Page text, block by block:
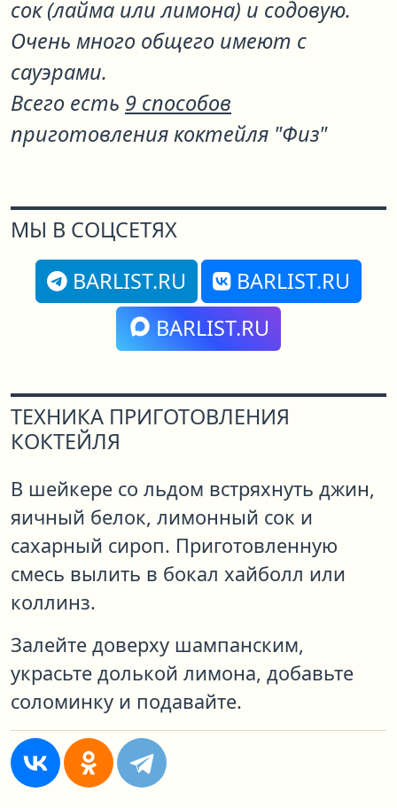
сок (лайма или лимона) и содовую.
Очень много общего имеют с
сауэрами.
Всего есть 9 способов
приготовления коктейля "Физ"
МЫ В СОЦСЕТЯХ
BARLIST.RU
BARLIST.RU
BARLIST.RU
ТЕХНИКА ПРИГОТОВЛЕНИЯ
КОКТЕЙЛЯ
В шейкере со льдом встряхнуть джин,
яичный белок, лимонный сок и
сахарный сироп. Приготовленную
смесь вылить в бокал хайболл или
коллинз.
Залейте доверху шампанским,
украсьте долькой лимона, добавьте
соломинку и подавайте.